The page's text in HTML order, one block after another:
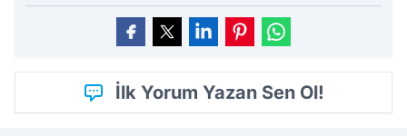
İlk Yorum Yazan Sen Ol!